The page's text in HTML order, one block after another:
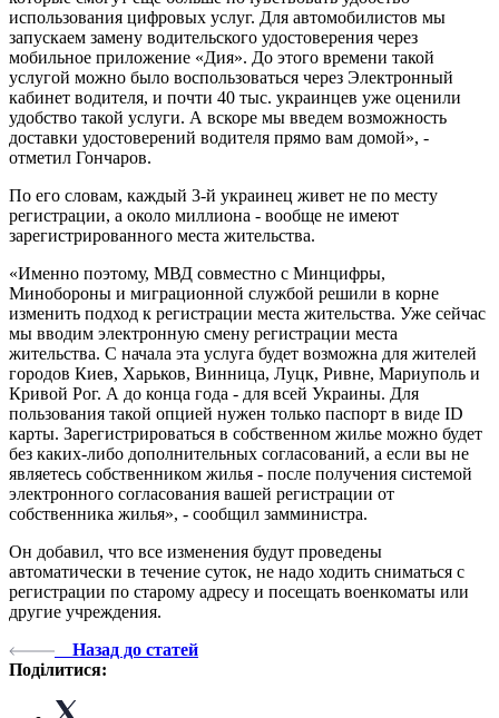
использования цифровых услуг. Для автомобилистов мы
запускаем замену водительского удостоверения через
мобильное приложение «Дия». До этого времени такой
услугой можно было воспользоваться через Электронный
кабинет водителя, и почти 40 тыс. украинцев уже оценили
удобство такой услуги. А вскоре мы введем возможность
доставки удостоверений водителя прямо вам домой», -
отметил Гончаров.
По его словам, каждый 3-й украинец живет не по месту
регистрации, а около миллиона - вообще не имеют
зарегистрированного места жительства.
«Именно поэтому, МВД совместно с Минцифры,
Минобороны и миграционной службой решили в корне
изменить подход к регистрации места жительства. Уже сейчас
мы вводим электронную смену регистрации места
жительства. С начала эта услуга будет возможна для жителей
городов Киев, Харьков, Винница, Луцк, Ривне, Мариуполь и
Кривой Рог. А до конца года - для всей Украины. Для
пользования такой опцией нужен только паспорт в виде ID
карты. Зарегистрироваться в собственном жилье можно будет
без каких-либо дополнительных согласований, а если вы не
являетесь собственником жилья - после получения системой
электронного согласования вашей регистрации от
собственника жилья», - сообщил замминистра.
Он добавил, что все изменения будут проведены
автоматически в течение суток, не надо ходить сниматься с
регистрации по старому адресу и посещать военкоматы или
другие учреждения.
Назад до статей
Поділитися: